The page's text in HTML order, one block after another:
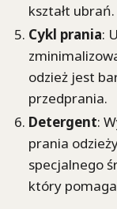
kształt ubrań.
Cykl prania:
odzież jest
przedprania.
Detergent:
prania
specjalnego
który